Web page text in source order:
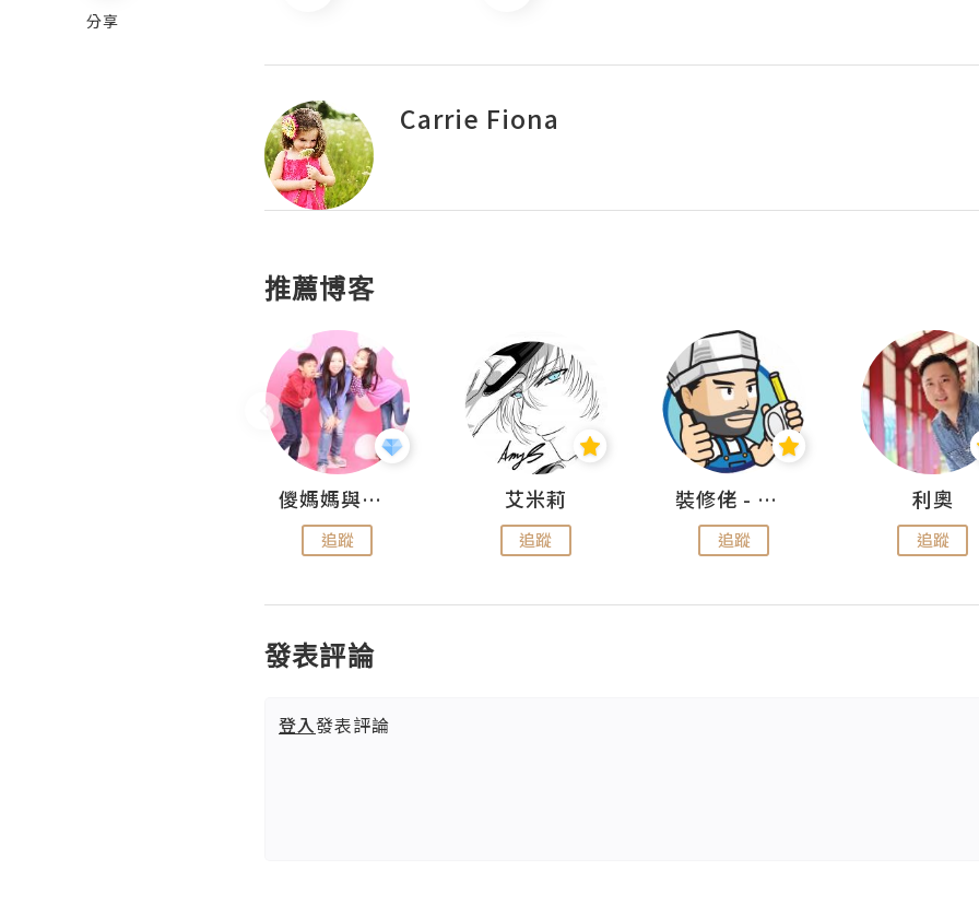
分享
Carrie Fiona
推薦博客
儍媽媽與兩隻小魔怪之家
追蹤
艾米莉
追蹤
裝修佬 - 香港一站式網上裝修平台
追蹤
利奧
追蹤
發表評論
登入發表評論